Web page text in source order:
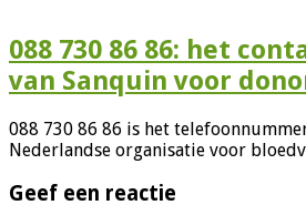
088 730 86 86: het
van Sanquin voor
088 730 86 86 is het
Nederlandse organisatie voor
Geef een reactie